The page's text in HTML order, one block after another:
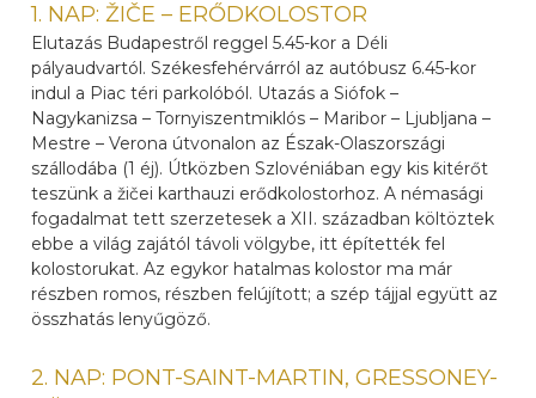
1. NAP: ŽIČE – ERŐDKOLOSTOR
Elutazás Budapestről reggel 5.45-kor a Déli
pályaudvartól. Székesfehérvárról az autóbusz 6.45-kor
indul a Piac téri parkolóból. Utazás a Siófok –
Nagykanizsa – Tornyiszentmiklós – Maribor – Ljubljana –
Mestre – Verona útvonalon az Észak-Olaszországi
szállodába (1 éj). Útközben Szlovéniában egy kis kitérőt
teszünk a žičei karthauzi erődkolostorhoz. A némasági
fogadalmat tett szerzetesek a XII. században költöztek
ebbe a világ zajától távoli völgybe, itt építették fel
kolostorukat. Az egykor hatalmas kolostor ma már
részben romos, részben felújított; a szép tájjal együtt az
összhatás lenyűgöző.
2. NAP: PONT-SAINT-MARTIN, GRESSONEY-